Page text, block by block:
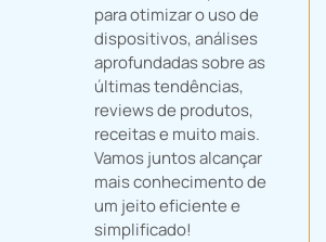
para otimizar o uso de
dispositivos, análises
aprofundadas sobre as
últimas tendências,
reviews de produtos,
receitas e muito mais.
Vamos juntos alcançar
mais conhecimento de
um jeito eficiente e
simplificado!